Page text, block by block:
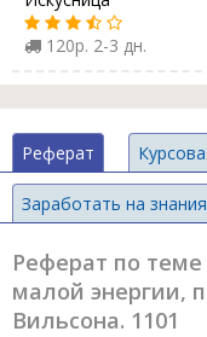
120р. 2-3 дн.
Реферат
Заработать на
Реферат по
малой энергии,
Вильсона. 1101